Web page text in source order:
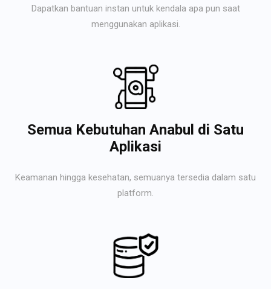
Dapatkan bantuan instan untuk kendala apa pun saat
menggunakan aplikasi.
Semua Kebutuhan Anabul di Satu
Aplikasi
Keamanan hingga kesehatan, semuanya tersedia dalam satu
platform.